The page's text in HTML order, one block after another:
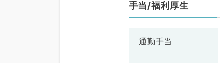
手当/福利厚生
通勤手当